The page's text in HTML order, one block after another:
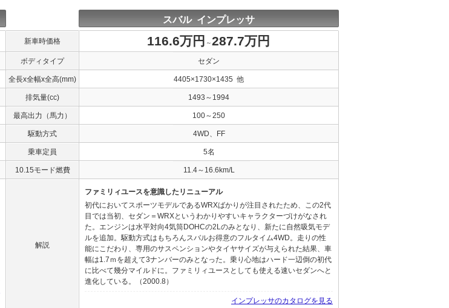
スバル インプレッサ
新車時価格 116.6万円 ～287.7万円
ボディタイプ セダン
全長x全幅x全高(mm) 4405×1730×1435 他
排気量(cc) 1493～1994
最高出力（馬力） 100～250
駆動方式 4WD、FF
乗車定員 5名
10.15モード燃費 11.4～16.6km/L
解説
ファミリィユースを意識したリニューアル
初代においてスポーツモデルであるWRXばかりが注目されたため、この2代
目では当初、セダン＝WRXというわかりやすいキャラクターづけがなされ
た。エンジンは水平対向4気筒DOHCの2Lのみとなり、新たに自然吸気モデ
ルを追加。駆動方式はもちろんスバルお得意のフルタイム4WD。走りの性
能にこだわり、専用のサスペンションやタイヤサイズが与えられた結果、車
幅は1.7ｍを超えて3ナンバーのみとなった。乗り心地はハード一辺倒の初代
に比べて幾分マイルドに。ファミリィユースとしても使える速いセダンへと
進化している。（2000.8）
インプレッサのカタログを見る